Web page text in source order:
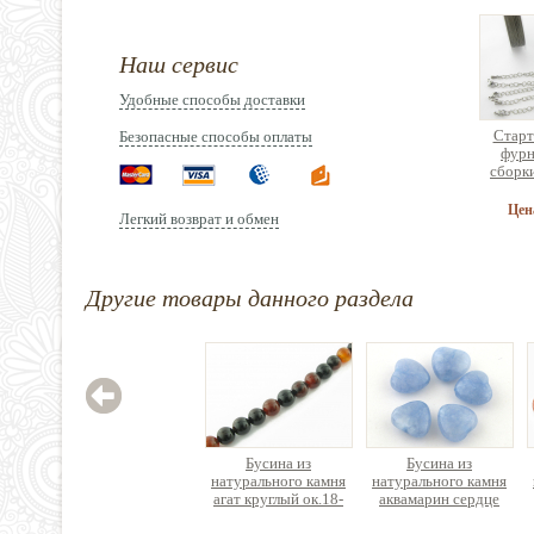
Наш сервис
Удобные способы доставки
Безопасные способы оплаты
Легкий возврат и обмен
Другие товары данного раздела
Бусина из
натурального камня
агат круглый ок.18-
Бусина из
натурального камня
аквамарин сердце